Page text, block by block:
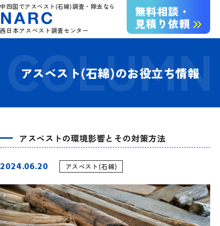
中四国でアスベスト(石綿)調査・除去なら
西日本アスベスト調査センター
無料相談・
見積り依頼
アスベスト(石綿)のお役立ち情報
アスベストの環境影響とその対策方法
2024.06.20 アスベスト(石綿)